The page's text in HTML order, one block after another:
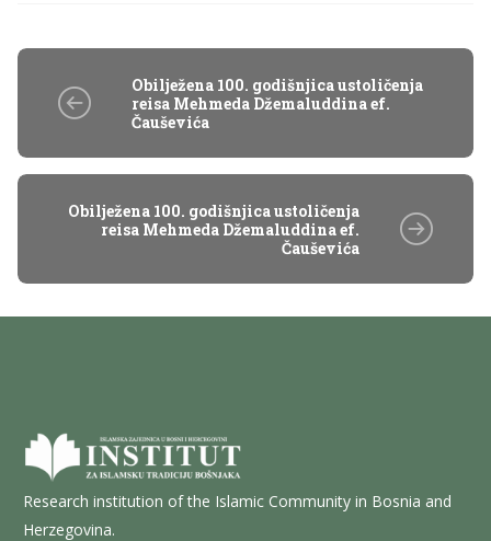
Obilježena 100. godišnjica ustoličenja
reisa Mehmeda Džemaluddina ef.
Čauševića
Obilježena 100. godišnjica ustoličenja
reisa Mehmeda Džemaluddina ef.
Čauševića
Research institution of the Islamic Community in Bosnia and
Herzegovina.